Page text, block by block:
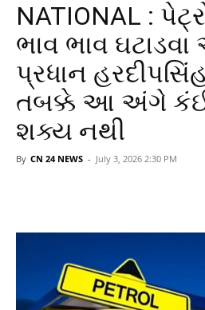
NATIONAL :
ભાવ ભાવ
પ્રધાન
તબક્કે આ અંગે
શક્ય નથી
By CN 24 NEWS - July 3, 2026 2:30 PM